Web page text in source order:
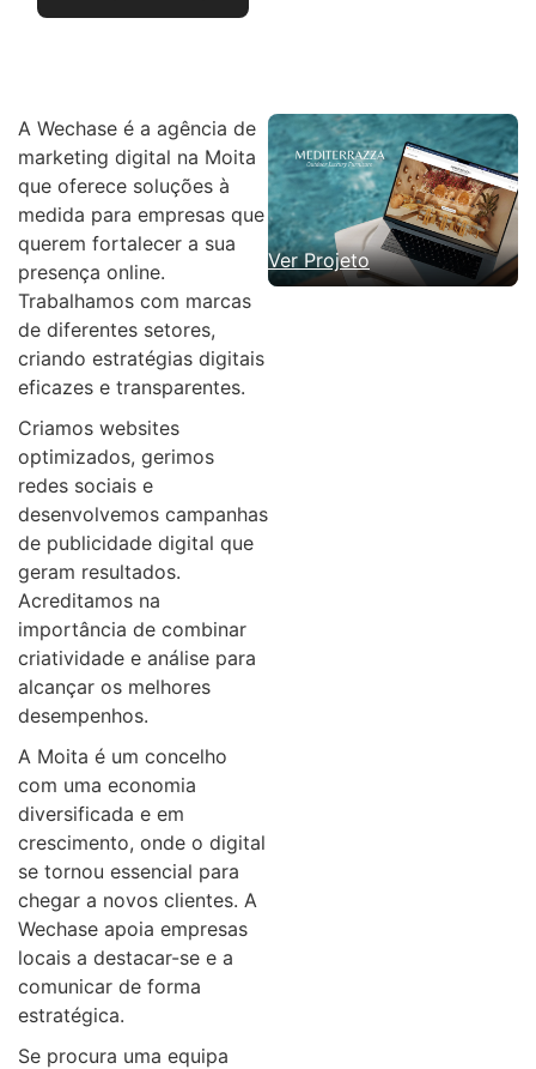
A Wechase é a agência de
marketing digital na Moita
que oferece soluções à
medida para empresas que
querem fortalecer a sua
presença online.
Trabalhamos com marcas
de diferentes setores,
criando estratégias digitais
eficazes e transparentes.
Criamos websites
optimizados, gerimos
redes sociais e
desenvolvemos campanhas
de publicidade digital que
geram resultados.
Acreditamos na
importância de combinar
criatividade e análise para
alcançar os melhores
desempenhos.
A Moita é um concelho
com uma economia
diversificada e em
crescimento, onde o digital
se tornou essencial para
chegar a novos clientes. A
Wechase apoia empresas
locais a destacar-se e a
comunicar de forma
estratégica.
Se procura uma equipa
Ver Projeto